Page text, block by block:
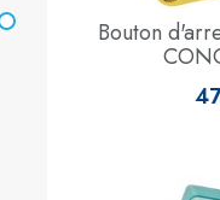
Bouton